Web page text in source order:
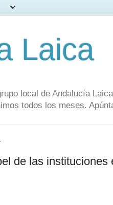
Laica
local de Andalucía
todos los meses.
de las